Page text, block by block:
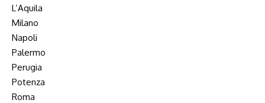
L’Aquila
Milano
Napoli
Palermo
Perugia
Potenza
Roma